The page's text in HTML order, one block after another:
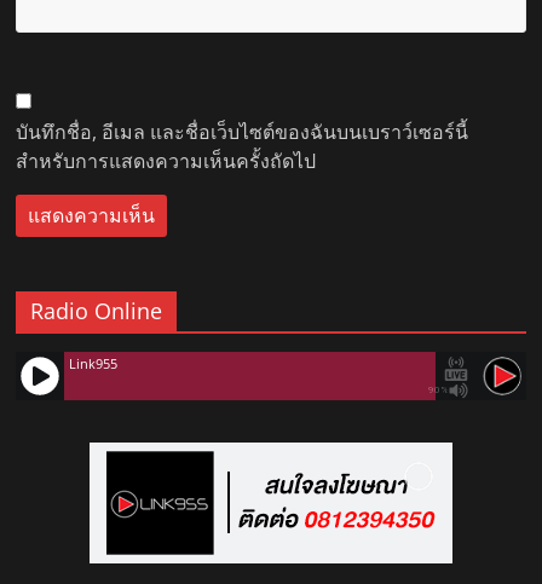
บันทึกชื่อ, อีเมล และชื่อเว็บไซต์ของฉันบนเบราว์เซอร์นี้
สำหรับการแสดงความเห็นครั้งถัดไป
Radio Online
90%
Link955